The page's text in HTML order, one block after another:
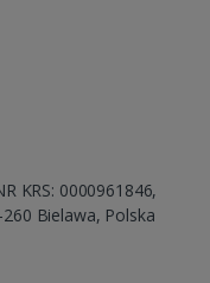
KRS: 0000961846,
Bielawa, Polska